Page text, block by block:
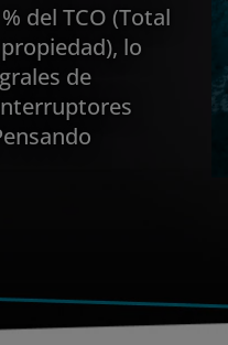
del TCO (Total
lo
de